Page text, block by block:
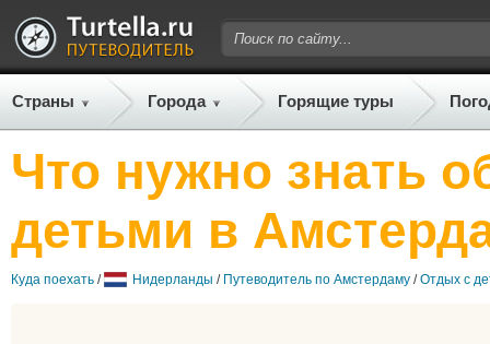
Страны Города Горящие туры
Что нужно знать
детьми в
Куда поехать / Нидерланды / Путеводитель по Амстердаму /Отдых с